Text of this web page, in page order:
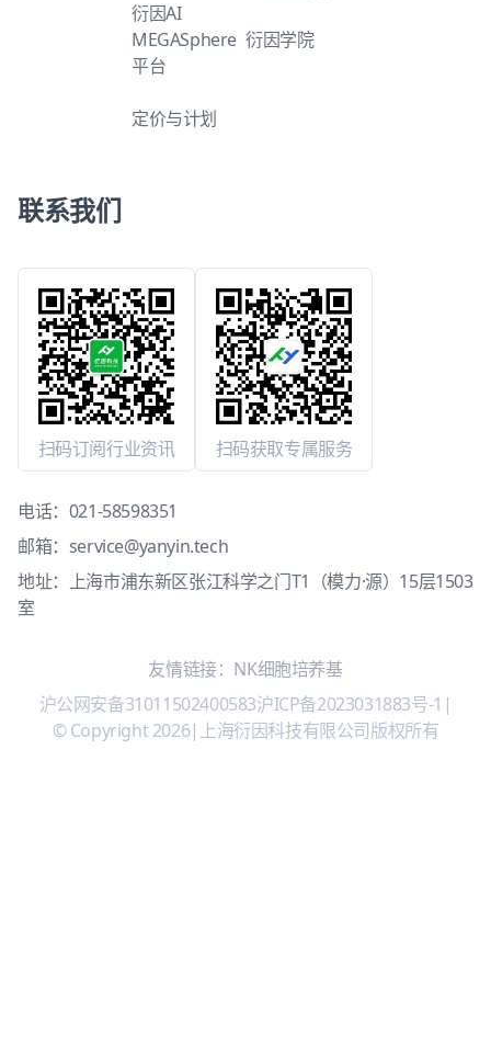
衍因AI
MEGASphere
平台
定价与计划
衍因学院
联系我们
扫码订阅行业资讯 扫码获取专属服务
电话： 021-58598351
邮箱： service@yanyin.tech
地址：上海市浦东新区张江科学之门T1（模力·源）15层1503
室
友情链接： NK细胞培养基
沪公网安备31011502400583沪ICP备2023031883号-1 |
© Copyright 2026| 上海衍因科技有限公司版权所有